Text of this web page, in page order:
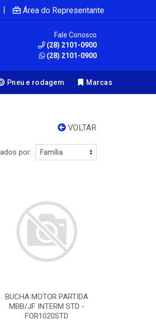
| Área do Representante
Fale Conosco
(28) 2101-0900
(28) 2101-0900
Pneu e rodagem Marcas
VOLTAR
por:
BUCHA MOTOR PARTIDA
MBB/JF INTERM STD -
FOR1020STD